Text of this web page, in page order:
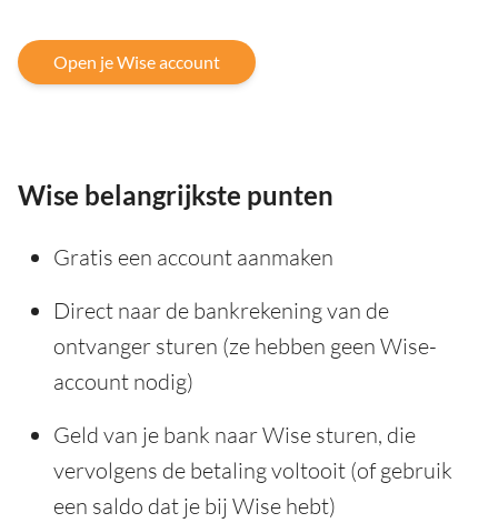
Open je Wise account
Wise belangrijkste punten
Gratis een ​​account aanmaken
Direct naar de bankrekening van de
ontvanger sturen (ze hebben geen Wise-
account nodig)
Geld van je bank naar Wise sturen, die
vervolgens de betaling voltooit (of gebruik
een saldo dat je bij Wise hebt)